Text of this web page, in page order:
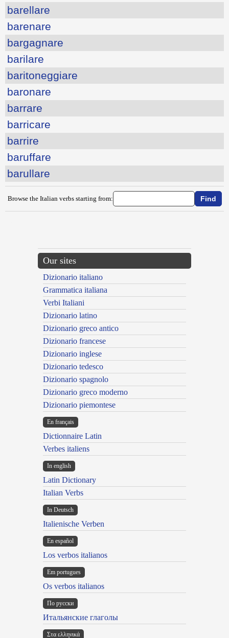
barellare
barenare
bargagnare
barilare
baritoneggiare
baronare
barrare
barricare
barrire
baruffare
barullare
Browse the Italian verbs starting from:
Our sites
Dizionario italiano
Grammatica italiana
Verbi Italiani
Dizionario latino
Dizionario greco antico
Dizionario francese
Dizionario inglese
Dizionario tedesco
Dizionario spagnolo
Dizionario greco moderno
Dizionario piemontese
En français
Dictionnaire Latin
Verbes italiens
In english
Latin Dictionary
Italian Verbs
In Deutsch
Italienische Verben
En español
Los verbos italianos
Em portugues
Os verbos italianos
По русски
Итальянские глаголы
Στα ελληνικά